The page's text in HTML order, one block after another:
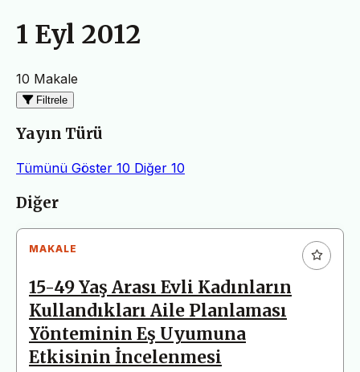
1 Eyl 2012
10 Makale
Filtrele
Yayın Türü
Tümünü Göster 10 Diğer 10
Makaleler
Diğer
MAKALE
15-49 Yaş Arası Evli Kadınların
Kullandıkları Aile Planlaması
Yönteminin Eş Uyumuna
Etkisinin İncelenmesi